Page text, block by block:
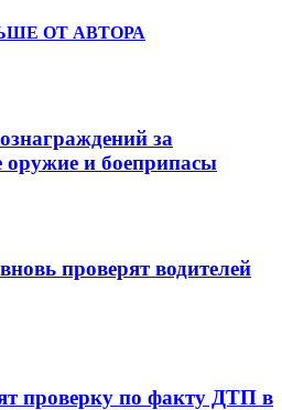
ОТ АВТОРА
за
оружие и боеприпасы
проверят водителей
проверку по факту ДТП в